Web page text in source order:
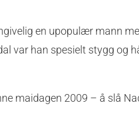
en upopulær mann
var han spesielt stygg og
maidagen 2009 – å slå